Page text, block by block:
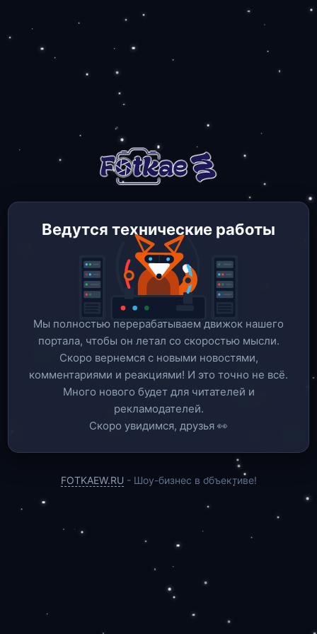
Ведутся технические работы
Мы полностью перерабатываем движок нашего
портала, чтобы он летал со скоростью мысли.
Скоро вернемся c новыми новостями,
комментариями и реакциями! И это точно не всё.
Много нового будет для читателей и
рекламодателей.
Скоро увидимся, друзья 👀
FOTKAEW.RU - Шоу-бизнес в объективе!